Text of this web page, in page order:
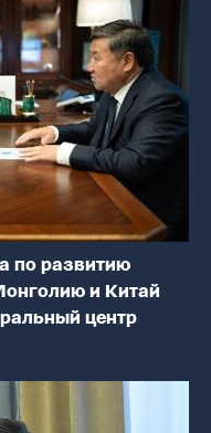
по развитию
и Китай
центр